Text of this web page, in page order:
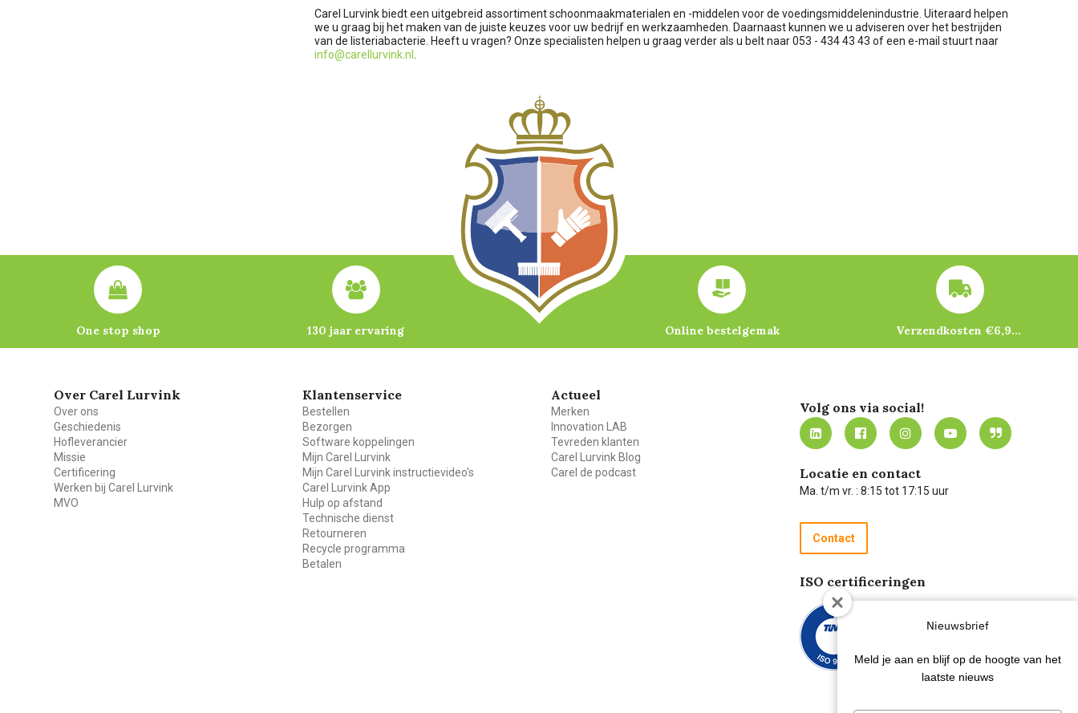
Carel Lurvink biedt een uitgebreid assortiment schoonmaakmaterialen en -middelen voor de voedingsmiddelenindustrie. Uiteraard helpen
we u graag bij het maken van de juiste keuzes voor uw bedrijf en werkzaamheden. Daarnaast kunnen we u adviseren over het bestrijden
van de listeriabacterie. Heeft u vragen? Onze specialisten helpen u graag verder als u belt naar 053 - 434 43 43 of een e-mail stuurt naar
info@carellurvink.nl
One stop shop 130 jaar ervaring Online bestelgemak Verzendkosten €6,95 – gratis bij je eerste bestelling vanaf €200
Over Carel Lurvink
Over ons
Geschiedenis
Hofleverancier
Missie
Certificering
Werken bij Carel Lurvink
MVO
Klantenservice
Bestellen
Bezorgen
Software koppelingen
Mijn Carel Lurvink
Mijn Carel Lurvink instructievideo's
Carel Lurvink App
Hulp op afstand
Technische dienst
Retourneren
Recycle programma
Betalen
Actueel
Merken
Innovation LAB
Tevreden klanten
Carel Lurvink Blog
Carel de podcast
Volg ons via social!
Locatie en contact
Ma. t/m vr. : 8:15 tot 17:15 uur
Contact
ISO certificeringen
Nieuwsbrief
Meld je aan en blijf op de hoogte van het
laatste nieuws